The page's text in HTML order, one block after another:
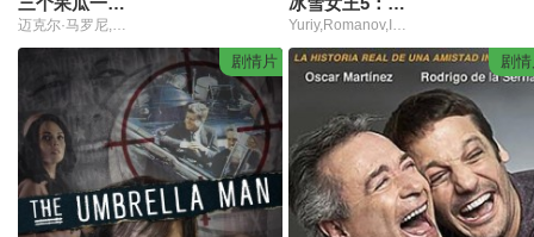
Yuriy,Romanov,Irina,Chumantyeva,Svetlana,Kuznetsova,Konstantin,Panchenko,Maksim,Sergeev,Courtney,Shaw,Mariya,Shustrova,Andrey,Tenetko,Aleksandr,Vasilyev,Polina,Voichenko
剧情片 剧